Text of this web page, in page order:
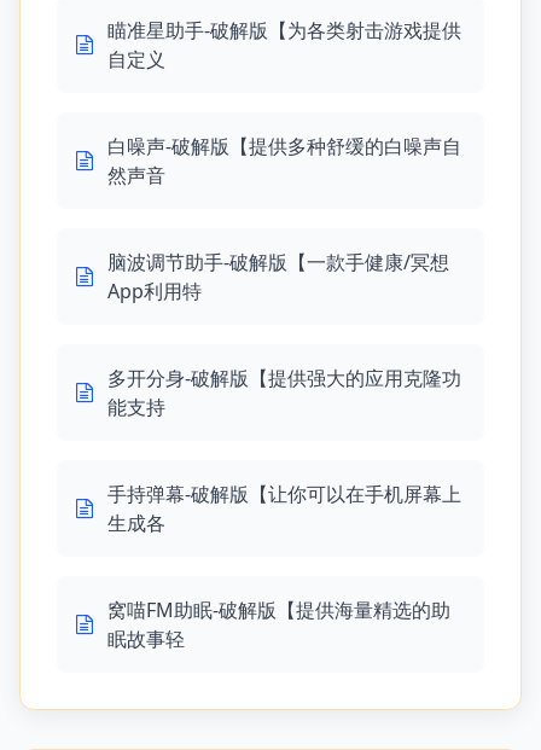
瞄准星助手-破解版【为各类射击游戏提供
自定义
白噪声-破解版【提供多种舒缓的白噪声自
然声音
脑波调节助手-破解版【一款手健康/冥想
App利用特
多开分身-破解版【提供强大的应用克隆功
能支持
手持弹幕-破解版【让你可以在手机屏幕上
生成各
窝喵FM助眠-破解版【提供海量精选的助
眠故事轻